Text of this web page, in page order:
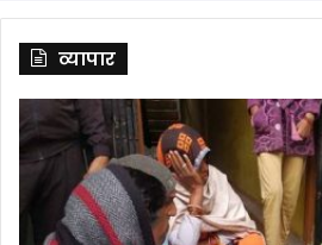
व्यापार